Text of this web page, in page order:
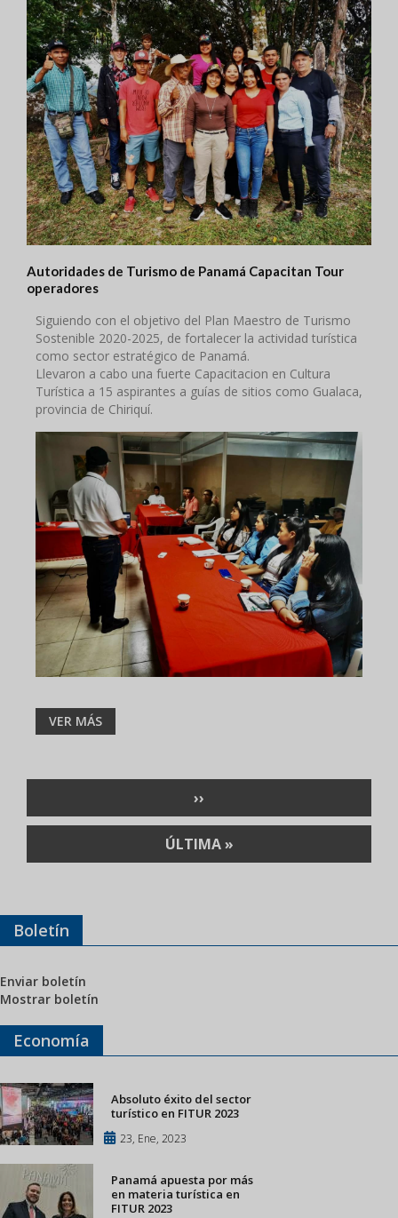
Autoridades de Turismo de Panamá Capacitan Tour
operadores
Siguiendo con el objetivo del Plan Maestro de Turismo
Sostenible 2020-2025, de fortalecer la actividad turística
como sector estratégico de Panamá.
Llevaron a cabo una fuerte Capacitacion en Cultura
Turística a 15 aspirantes a guías de sitios como Gualaca,
provincia de Chiriquí.
VER MÁS
SIGUIENTE
PÁGINA
››
ÚLTIMA
PÁGINA
ÚLTIMA »
Boletín
Enviar boletín
Mostrar boletín
Economía
Absoluto éxito del sector
turístico en FITUR 2023
23, Ene, 2023
Panamá apuesta por más
en materia turística en
FITUR 2023